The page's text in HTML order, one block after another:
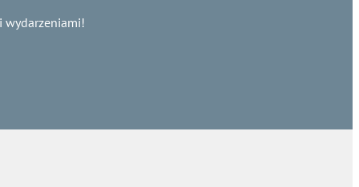
wydarzeniami!